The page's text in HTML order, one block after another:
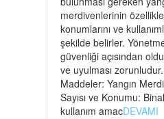
merdivenlerinin
konumlarını ve
şekilde belirler.
güvenliği açısından
ve uyulması
Maddeler: Yangın
Sayısı ve Konumu:
kullanım amacDEVAMI